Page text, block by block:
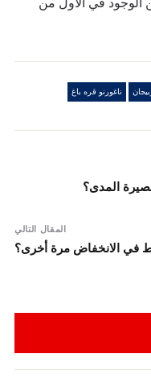
ناغورنو قره باغ
المدى؟
المقال التالي
في الانخفاض مرة أخرى؟